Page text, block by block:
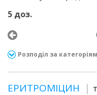
5 доз.
Розподіл за
ЕРИТРОМІЦИН